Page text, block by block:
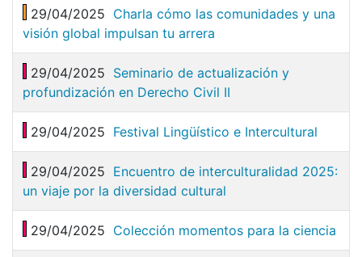
29/04/2025 Charla cómo las comunidades y una
visión global impulsan tu arrera
29/04/2025 Seminario de actualización y
profundización en Derecho Civil II
29/04/2025 Festival Lingüístico e Intercultural
29/04/2025 Encuentro de interculturalidad 2025:
un viaje por la diversidad cultural
29/04/2025 Colección momentos para la ciencia